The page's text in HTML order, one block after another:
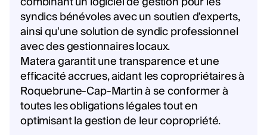
syndics bénévoles avec un soutien d'experts,
ainsi qu'une solution de syndic professionnel
avec des gestionnaires locaux.
Matera garantit une transparence et une
efficacité accrues, aidant les copropriétaires à
Roquebrune-Cap-Martin à se conformer à
toutes les obligations légales tout en
optimisant la gestion de leur copropriété.